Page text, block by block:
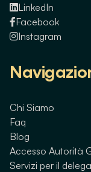
LinkedIn
Facebook
Instagram
Chi Siamo
Faq
Blog
Accesso Autorità
Servizi per il